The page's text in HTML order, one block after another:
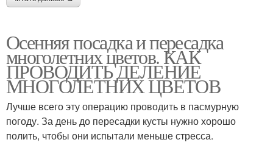
Осенняя посадка и пересадка
многолетних цветов. КАК
ПРОВОДИТЬ ДЕЛЕНИЕ
МНОГОЛЕТНИХ ЦВЕТОВ
Лучше всего эту операцию проводить в пасмурную
погоду. За день до пересадки кусты нужно хорошо
полить, чтобы они испытали меньше стресса.